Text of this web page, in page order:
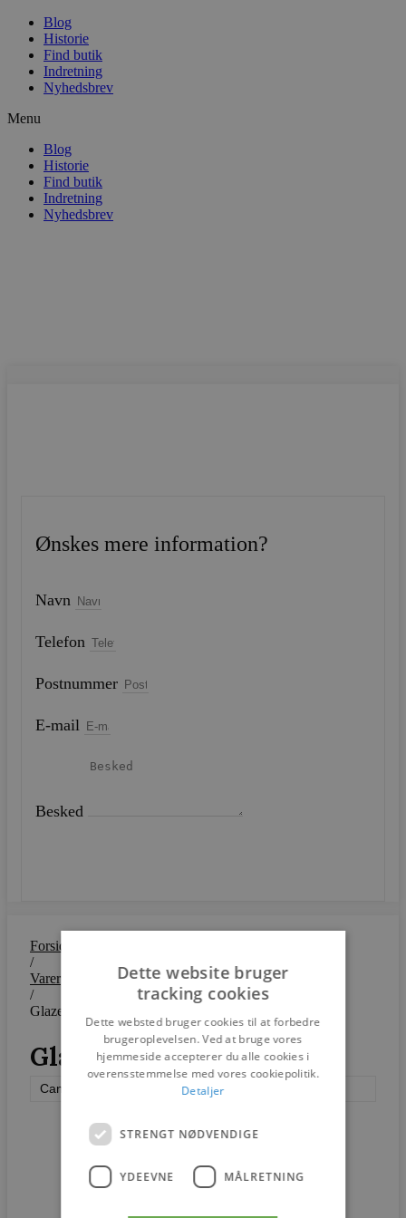
Blog
Historie
Find butik
Indretning
Nyhedsbrev
Menu
Blog
Historie
Find butik
Indretning
Nyhedsbrev
Ønskes mere information?
Navn
Telefon
Postnummer
E-mail
Besked
Forside
/
Varer
/
Glaze sofabord
Glaze sofabord
Cane-line
Dette website bruger
tracking cookies
Dette websted bruger cookies til at forbedre
brugeroplevelsen. Ved at bruge vores
hjemmeside accepterer du alle cookies i
overensstemmelse med vores cookiepolitik.
Detaljer
STRENGT NØDVENDIGE
YDEEVNE MÅLRETNING